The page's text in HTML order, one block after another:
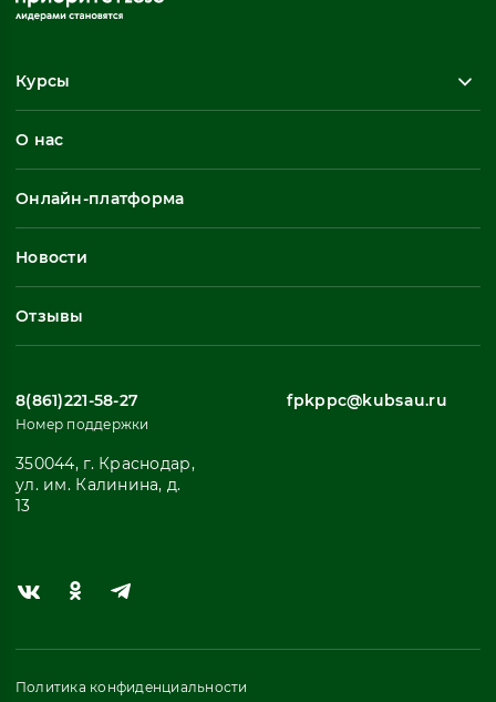
Курсы
Повышение квалификации
Профессиональная переподготовка
Профессиональное обучение
Все
О нас
Онлайн-платформа
Новости
Отзывы
8(861)221-58-27
Номер поддержки
fpkppc@kubsau.ru
350044, г. Краснодар,
ул. им. Калинина, д.
13
Политика конфиденциальности